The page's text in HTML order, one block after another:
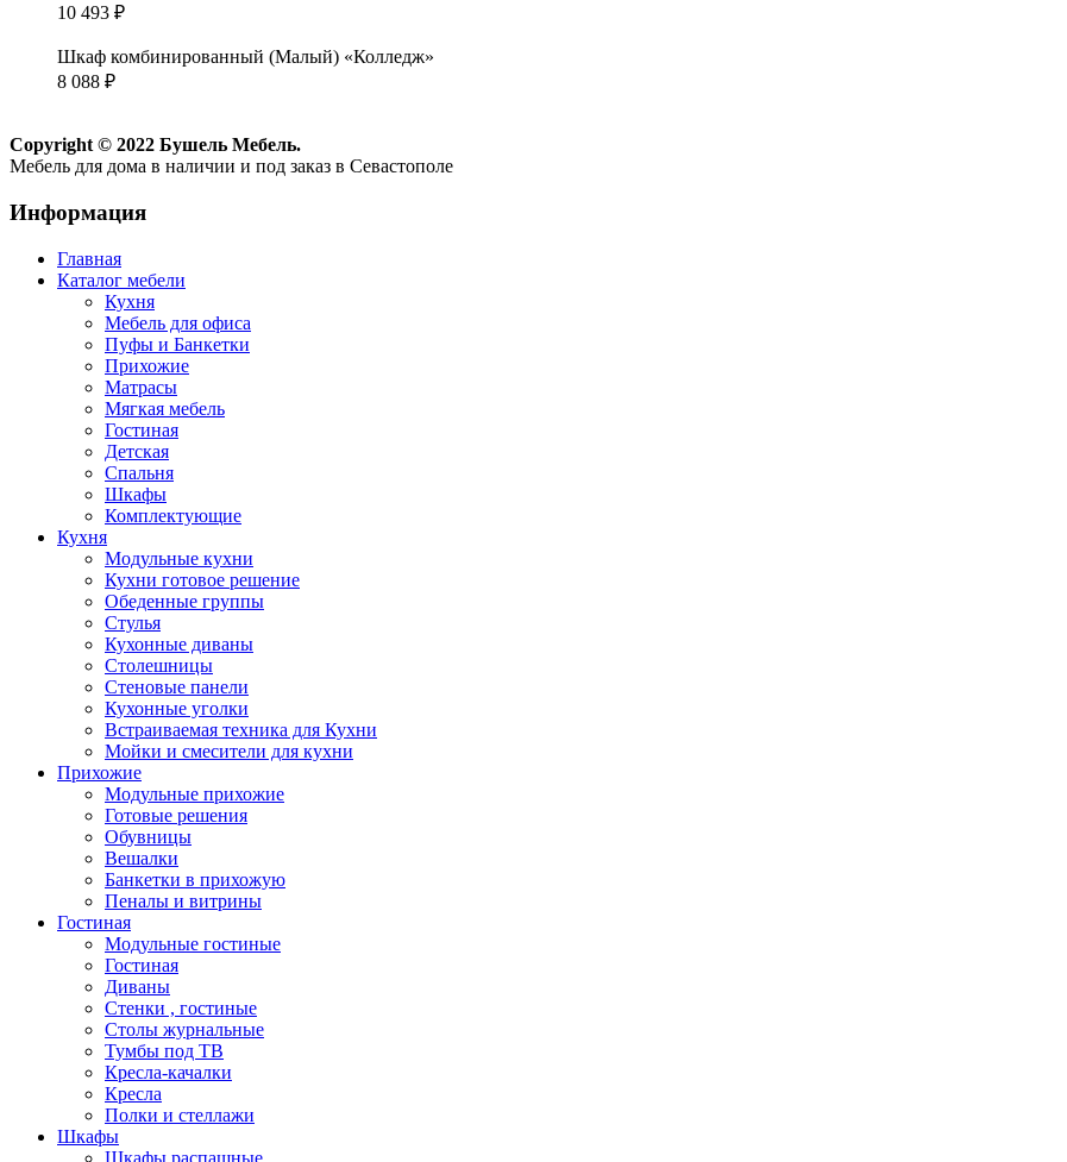
10 493 ₽
Шкаф комбинированный (Малый) «Колледж»
8 088 ₽
Copyright © 2022 Бушель Мебель.
Мебель для дома в наличии и под заказ в Севастополе
Информация
Главная
Каталог мебели
Кухня
Мебель для офиса
Пуфы и Банкетки
Прихожие
Матрасы
Мягкая мебель
Гостиная
Детская
Спальня
Шкафы
Комплектующие
Кухня
Модульные кухни
Кухни готовое решение
Обеденные группы
Стулья
Кухонные диваны
Столешницы
Стеновые панели
Кухонные уголки
Встраиваемая техника для Кухни
Мойки и смесители для кухни
Прихожие
Модульные прихожие
Готовые решения
Обувницы
Вешалки
Банкетки в прихожую
Пеналы и витрины
Гостиная
Модульные гостиные
Гостиная
Диваны
Стенки , гостиные
Столы журнальные
Тумбы под ТВ
Кресла-качалки
Кресла
Полки и стеллажи
Шкафы
Шкафы распашные